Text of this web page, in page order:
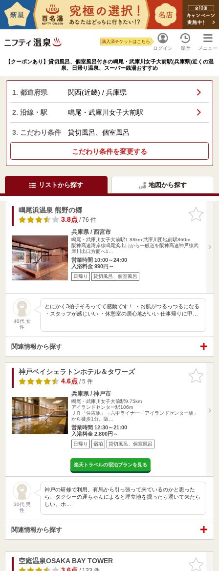
ログイン
購入済チケットはこちら
履歴 メニュー
【クーポンあり】貸切風呂、個室風呂付きの鳴尾・武庫川女子大前駅(兵庫県)近くの温
泉、日帰り温泉、スーパー銭湯おすすめ
1. 都道府県 関西(近畿) / 兵庫県
2. 沿線・駅 鳴尾・武庫川女子大前駅
3. こだわり条件 貸切風呂、個室風呂
こだわり条件を変更する
リストから探す 地図から探す
お気に入
りに追加
鳴尾浜温泉 熊野の郷
3.8点/ 76 件
兵庫県 / 西宮市
鳴尾・武庫川女子大前駅1.88km 武庫川団地前駅860m
阪神高速湾岸線鳴尾浜出口から一般道を阪神高速神戸線武
庫川出口方面へ1…
営業時間 10:00～24:00
入浴料金 990円～
日帰り 貸切風呂、個室風呂
40代 女
性
とにかく3拍子そろってて感動です！ ・お肌がつるっつるになる
・スタッフが感じいい ・休憩室の居心地がいい 仕事帰りに甲…
関連情報から探す
お気に入
りに追加
神戸ベイシェラトンホテル＆タワーズ
4.6点/ 5 件
兵庫県 / 神戸市
鳴尾・武庫川女子大前駅9.75km
アイランドセンター駅106m
ＪＲ「住吉駅」→六甲ライナー「アイランドセンター駅」
から徒歩1分。阪…
営業時間 12:30～21:00
入浴料金 2,800円～
日帰り 宿泊 貸切風呂、個室風呂
楽天トラベルの宿泊プランを見る
30代 男
性
神戸の研修で利用。有馬から引っ張って来ているのかと思った
ら、タクシーの運ちゃんによると埋立地を掘ったら湧いて来たら
しい。ホ…
関連情報から探す
お気に入
りに追加
空庭温泉OSAKA BAY TOWER